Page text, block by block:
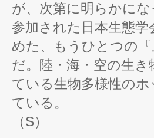
が、次第に明らかに
参加された日本生態
めた、もうひとつの
だ。陸・海・空の生
ている生物多様性の
ている。
（S）